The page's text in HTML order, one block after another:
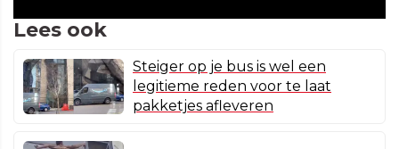
Lees ook
Steiger op je bus is wel een
legitieme reden voor te laat
pakketjes afleveren